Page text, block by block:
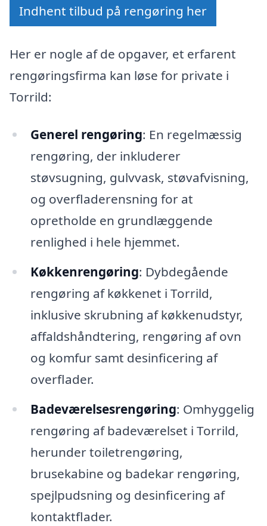
Indhent tilbud på rengøring her
Her er nogle af de opgaver, et erfarent
rengøringsfirma kan løse for private i
Torrild:
Generel rengøring: En regelmæssig
rengøring, der inkluderer
støvsugning, gulvvask, støvafvisning,
og overfladerensning for at
opretholde en grundlæggende
renlighed i hele hjemmet.
Køkkenrengøring: Dybdegående
rengøring af køkkenet i Torrild,
inklusive skrubning af køkkenudstyr,
affaldshåndtering, rengøring af ovn
og komfur samt desinficering af
overflader.
Badeværelsesrengøring: Omhyggelig
rengøring af badeværelset i Torrild,
herunder toiletrengøring,
brusekabine og badekar rengøring,
spejlpudsning og desinficering af
kontaktflader.